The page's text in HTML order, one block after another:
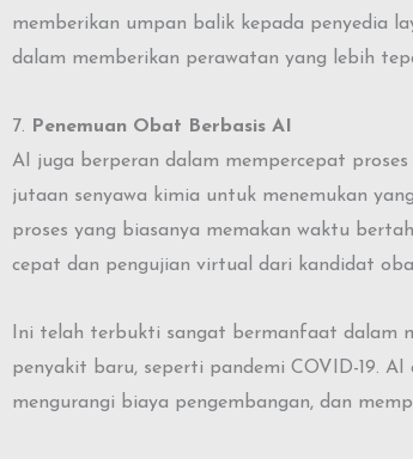
memberikan umpan balik kepada penyedia
dalam memberikan perawatan yang lebih
7.
Penemuan Obat Berbasis AI
AI juga berperan dalam mempercepat
jutaan senyawa kimia untuk menemukan
proses yang biasanya memakan waktu
cepat dan pengujian virtual dari kandidat
Ini telah terbukti sangat bermanfaat dalam
penyakit baru, seperti pandemi COVID-19.
mengurangi biaya pengembangan, dan